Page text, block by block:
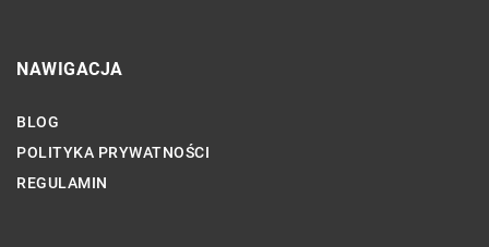
NAWIGACJA
BLOG
POLITYKA PRYWATNOŚCI
REGULAMIN